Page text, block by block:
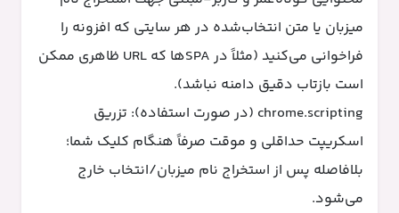
میزبان یا متن انتخاب‌شده در هر سایتی که افزونه را
فراخوانی می‌کنید (مثلاً در SPAها که URL ظاهری ممکن
است بازتاب دقیق دامنه نباشد).
chrome.scripting (در صورت استفاده): تزریق
اسکریپت حداقلی و موقت صرفاً هنگام کلیک شما؛
بلافاصله پس از استخراج نام میزبان/انتخاب خارج
می‌شود.